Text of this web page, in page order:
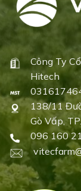
Công Ty
Hitech
138/11
Gò Vấp,
096 160